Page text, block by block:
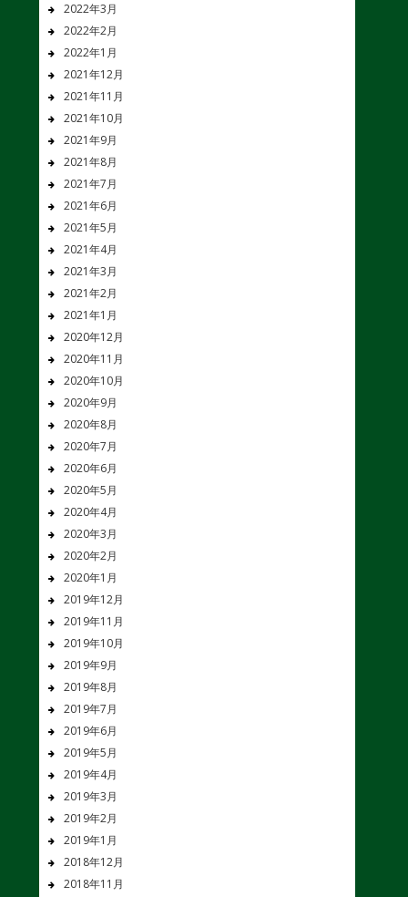
2022年3月
2022年2月
2022年1月
2021年12月
2021年11月
2021年10月
2021年9月
2021年8月
2021年7月
2021年6月
2021年5月
2021年4月
2021年3月
2021年2月
2021年1月
2020年12月
2020年11月
2020年10月
2020年9月
2020年8月
2020年7月
2020年6月
2020年5月
2020年4月
2020年3月
2020年2月
2020年1月
2019年12月
2019年11月
2019年10月
2019年9月
2019年8月
2019年7月
2019年6月
2019年5月
2019年4月
2019年3月
2019年2月
2019年1月
2018年12月
2018年11月